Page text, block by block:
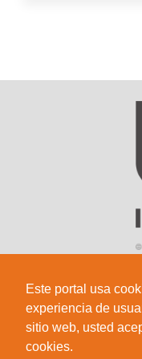
Este portal usa
experiencia de
sitio web, usted
cookies.
Sede Principal
Calle 67 #5-27; Bogotá,